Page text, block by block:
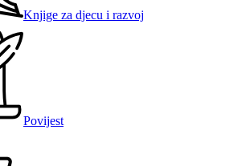
Knjige za djecu i razvoj
Povijest